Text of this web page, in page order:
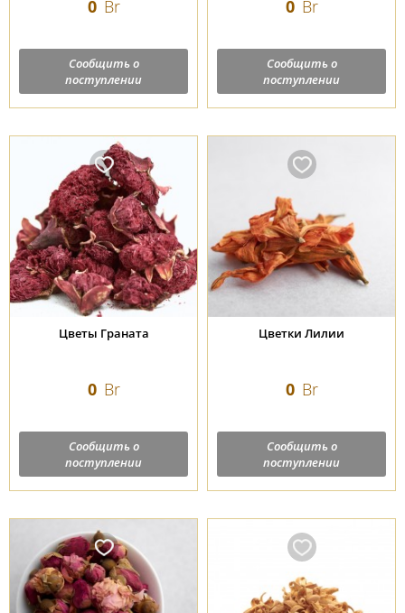
0 Br
Сообщить о
поступлении
0 Br
Сообщить о
поступлении
Цветы Граната
0 Br
Сообщить о
поступлении
Цветки Лилии
0 Br
Сообщить о
поступлении